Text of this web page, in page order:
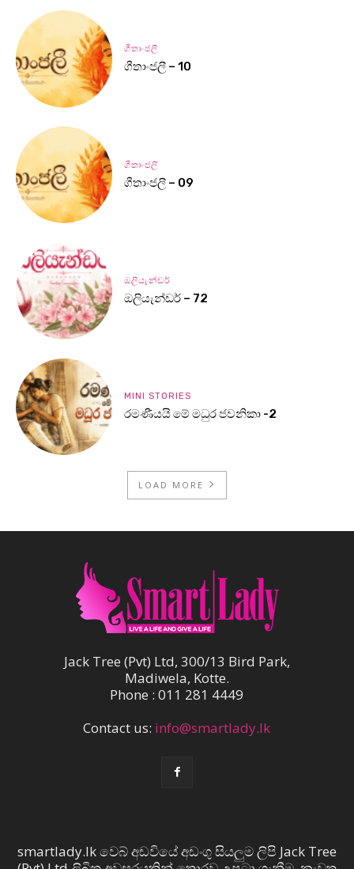
ගීතාංජලී
ගීතාංජලී – 10
ගීතාංජලී
ගීතාංජලී – 09
ඔලියැන්ඩර්
ඔලියැන්ඩර් – 72
MINI STORIES
රමණීයයි මේ මධුර ජවනිකා -2
LOAD MORE
Jack Tree (Pvt) Ltd, 300/13 Bird Park,
Madiwela, Kotte.
Phone : 011 281 4449
Contact us: info@smartlady.lk
smartlady.lk වෙබ් අඩවියේ අඩංගු සියලුම ලිපි Jack Tree